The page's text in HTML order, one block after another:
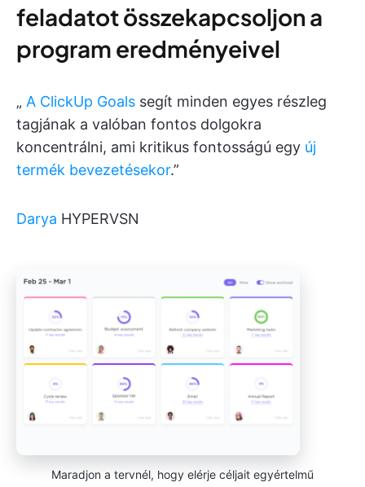
feladatot összekapcsoljon a
program eredményeivel
„ A ClickUp Goals segít minden egyes részleg
tagjának a valóban fontos dolgokra
koncentrálni, ami kritikus fontosságú egy új
termék bevezetésekor.”
Darya HYPERVSN
Maradjon a tervnél, hogy elérje céljait egyértelmű